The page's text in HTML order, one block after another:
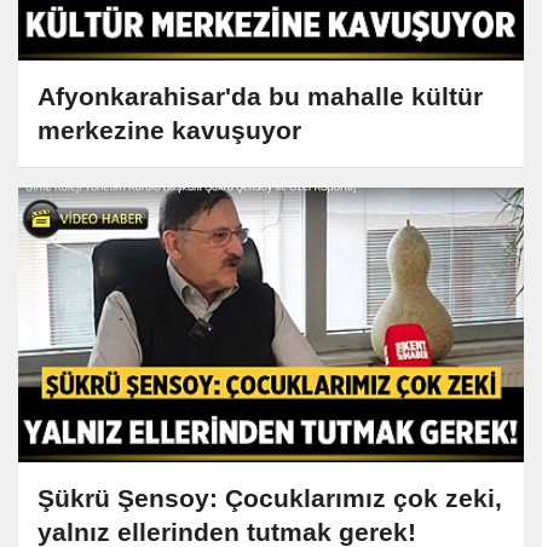
Afyonkarahisar'da bu mahalle kültür
merkezine kavuşuyor
Şükrü Şensoy: Çocuklarımız çok zeki,
yalnız ellerinden tutmak gerek!